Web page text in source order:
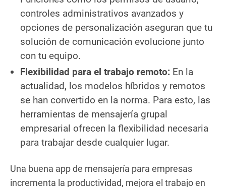
controles administrativos avanzados y
opciones de personalización aseguran que tu
solución de comunicación evolucione junto
con tu equipo.
Flexibilidad para el trabajo remoto: En la
actualidad, los modelos híbridos y remotos
se han convertido en la norma. Para esto, las
herramientas de mensajería grupal
empresarial ofrecen la flexibilidad necesaria
para trabajar desde cualquier lugar.
Una buena app de mensajería para empresas
incrementa la productividad, mejora el trabajo en